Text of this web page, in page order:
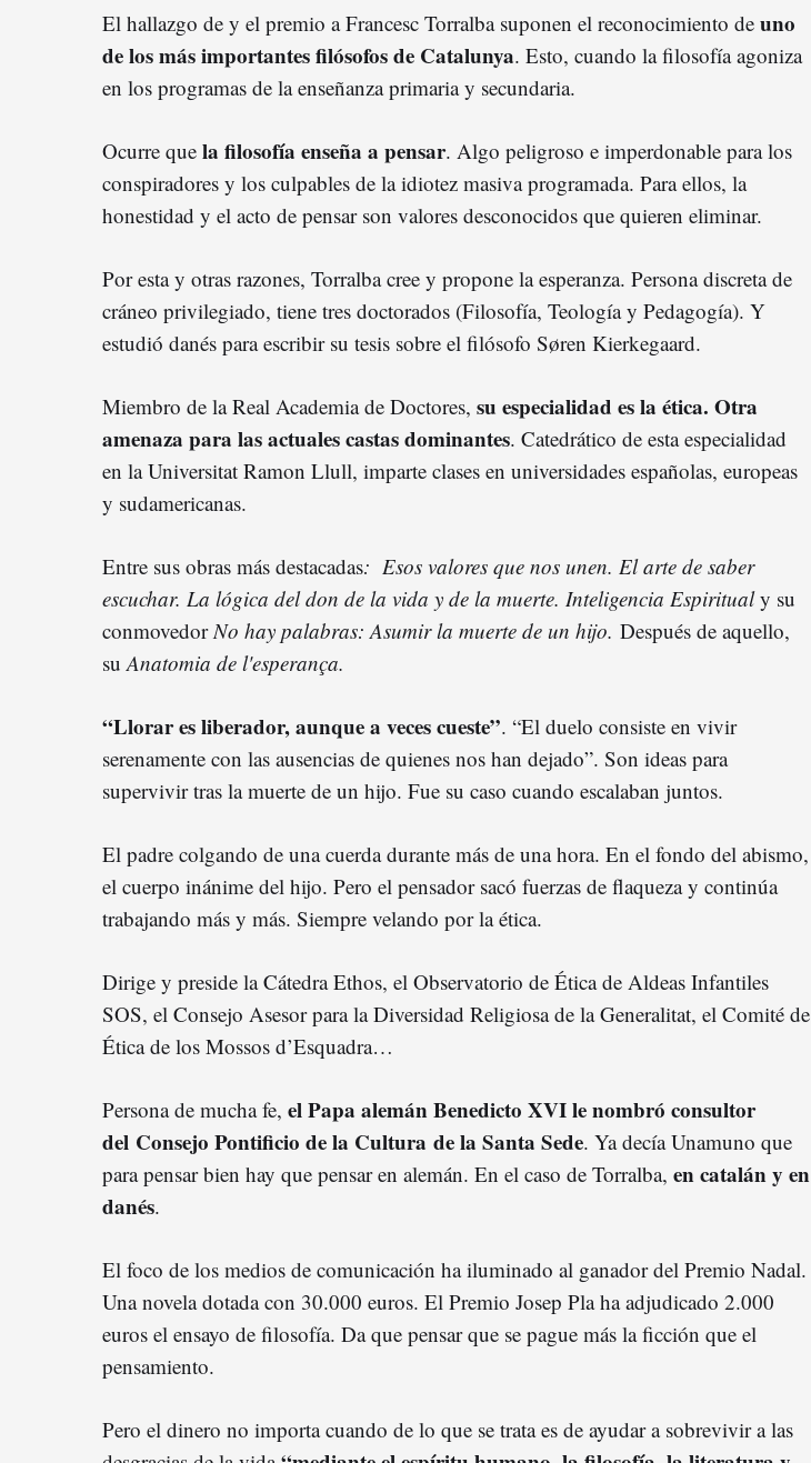
El hallazgo de y el premio a Francesc Torralba suponen el reconocimiento de uno
de los más importantes filósofos de Catalunya. Esto, cuando la filosofía agoniza
en los programas de la enseñanza primaria y secundaria.
Ocurre que la filosofía enseña a pensar. Algo peligroso e imperdonable para los
conspiradores y los culpables de la idiotez masiva programada. Para ellos, la
honestidad y el acto de pensar son valores desconocidos que quieren eliminar.
Por esta y otras razones, Torralba cree y propone la esperanza. Persona discreta de
cráneo privilegiado, tiene tres doctorados (Filosofía, Teología y Pedagogía). Y
estudió danés para escribir su tesis sobre el filósofo Søren Kierkegaard.
Miembro de la Real Academia de Doctores, su especialidad es la ética. Otra
amenaza para las actuales castas dominantes. Catedrático de esta especialidad
en la Universitat Ramon Llull, imparte clases en universidades españolas, europeas
y sudamericanas.
Entre sus obras más destacadas: Esos valores que nos unen. El arte de saber
escuchar. La lógica del don de la vida y de la muerte. Inteligencia Espiritualy su
conmovedorNo hay palabras: Asumir la muerte de un hijo. Después de aquello,
su Anatomia de l'esperança.
“Llorar es liberador, aunque a veces cueste”. “El duelo consiste en vivir
serenamente con las ausencias de quienes nos han dejado”. Son ideas para
supervivir tras la muerte de un hijo. Fue su caso cuando escalaban juntos.
El padre colgando de una cuerda durante más de una hora. En el fondo del abismo,
el cuerpo inánime del hijo. Pero el pensador sacó fuerzas de flaqueza y continúa
trabajando más y más. Siempre velando por la ética.
Dirige y preside la Cátedra Ethos, el Observatorio de Ética de Aldeas Infantiles
SOS, el Consejo Asesor para la Diversidad Religiosa de la Generalitat, el Comité de
Ética de los Mossos d’Esquadra…
Persona de mucha fe, el Papa alemán Benedicto XVI le nombró consultor
del Consejo Pontificio de la Cultura de la Santa Sede. Ya decía Unamuno que
para pensar bien hay que pensar en alemán. En el caso de Torralba, en catalán y en
danés.
El foco de los medios de comunicación ha iluminado al ganador del Premio Nadal.
Una novela dotada con 30.000 euros. El Premio Josep Pla ha adjudicado 2.000
euros el ensayo de filosofía. Da que pensar que se pague más la ficción que el
pensamiento.
Pero el dinero no importa cuando de lo que se trata es de ayudar a sobrevivir a las